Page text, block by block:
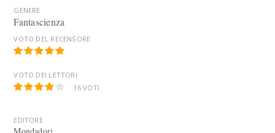
GENERE
Fantascienza
VOTO DEL RECENSORE
VOTO DEI LETTORI
16 VOTI
EDITORE